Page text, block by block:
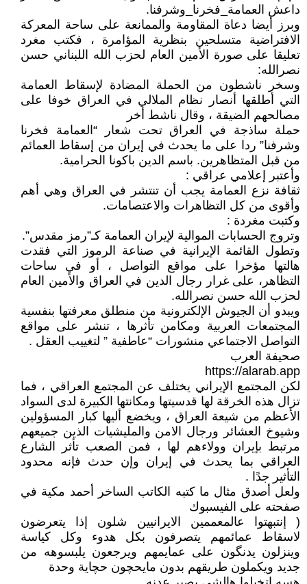
داعش العمامة_فخرنا_وشرفنا.
وبرز أيضا دعاة المقاومة والممانعة على ساحة المعركة
الافتراضية متسلحين بنظرية المؤامرة ، فكتب مغرد
تعليقا على صورة الأمين العام لحزب الله اللبناني حسن
نصرالله:
وسخر ناشطون من الحملة المضادة لإسقاط العمامة
التي أطلقها أنصار نظام الملالي في العراق خوفا على
مصالحهم الضيقة ، وقال ناشط أخر
حملة ساذجة في العراق تحت شعار “العمامة فخرنا
وشرفنا” ردا على ما يحدث في إيران من إسقاط العمائم
من قبل المتظاهرين. باسم الدين باكونا الحرامية.
وأعتبر إعلامي عراقي :
ثقافة نزع العمامة يجب أن تنتشر في العراق وهي أهم
وأقوى من كل التظاهرات والاعتصامات.
وكتبت مغردة :
وتروج الحسابات الموالية لإيران العمامة كـ”رمز مقدس”.
وتطول القائمة الإيرانية في صناعة الرموز التي فقدت
هالتها مؤخرا على مواقع التواصل ، أو في ساحات
التظاهر، على غرار رجال الدين في العراق والأمين العام
لحزب الله حسن نصرالله.
ويبدو أن الجيوش الإلكترونية من منطلق معرفتها بنفسية
المجتمعات العربية ومكامن تأثرها ، تنشر على مواقع
التواصل الاجتماعي منشورات “عاطفية ” لتغييب العقل .
صحيفة العرب
https://alarab.app
لكن المجتمع الإيراني يختلف عن المجتمع العراقي ، فما
تزال هذه الخرقة لها قدسيتها ومكانتها الكبيرة لدى السواد
الأعظم من شيعة العراق ، ويخضع أليها كبار المسؤولين
وشيوخ العشائر ورجال الامن والمليشيات الذين جميعهم
مرتبط بإيران وولاءهم لها ، فمن الصعب تأثر الشارع
العراقي بما يحدث في إيران وإن حدث فإنه محدود
التأثير جدًا .
ولعل أصدق مثال ما كتبه الكاتب الساخر أحمد مكية في
صفحته على الفيسبوك
( إنتبهتوا عالمعممين الايرانيين شلون إذا يتعرضون
لاسقاط عمائمهم يتصرفون بكل هدوء وكل كياسة
وينزلون يدنگون على عمايمهم ويرجعون يلبسوهه من
جديد ويكملون طريقهم بدون مايحچون حچاية وحدة